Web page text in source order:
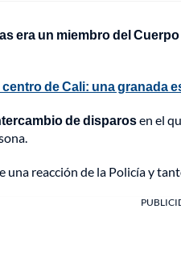
era un miembro del
de Cali: una granada
de disparosen el
una reacción de la Policía y